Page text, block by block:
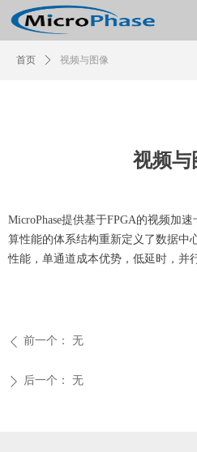
首页 ꄲ 视频与图像
视频与
MicroPhase提供基于FPGA的视频加
算性能的体系结构重新定义了数据中
性能，单通道成本优势，低延时，并
ꄴ 前一个： 无
ꄲ 后一个： 无